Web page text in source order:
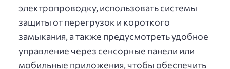
электропроводку, использовать системы
защиты от перегрузок и короткого
замыкания, а также предусмотреть удобное
управление через сенсорные панели или
мобильные приложения, чтобы обеспечить